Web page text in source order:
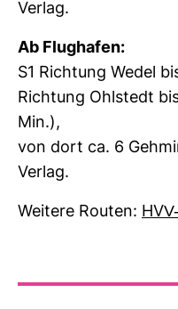
Verlag.
Ab Flug­hafen:
S1 Rich­tung Wedel
Rich­tung Ohl­stedt
Min.),
von dort ca. 6
Verlag.
Wei­tere Routen: